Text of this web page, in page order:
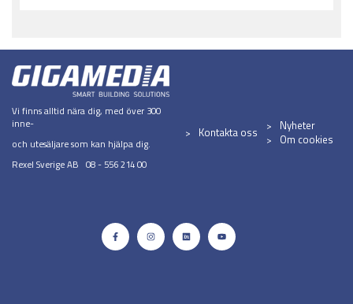
Vi finns alltid nära dig, med över 300
inne-
och utesäljare som kan hjälpa dig.
Rexel Sverige AB 08 - 556 214 00
Kontakta oss
Nyheter
Om cookies